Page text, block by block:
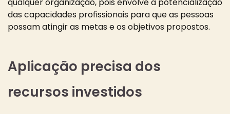
das capacidades profissionais para que as pessoas
possam atingir as metas e os objetivos propostos.
Aplicação precisa dos
recursos investidos